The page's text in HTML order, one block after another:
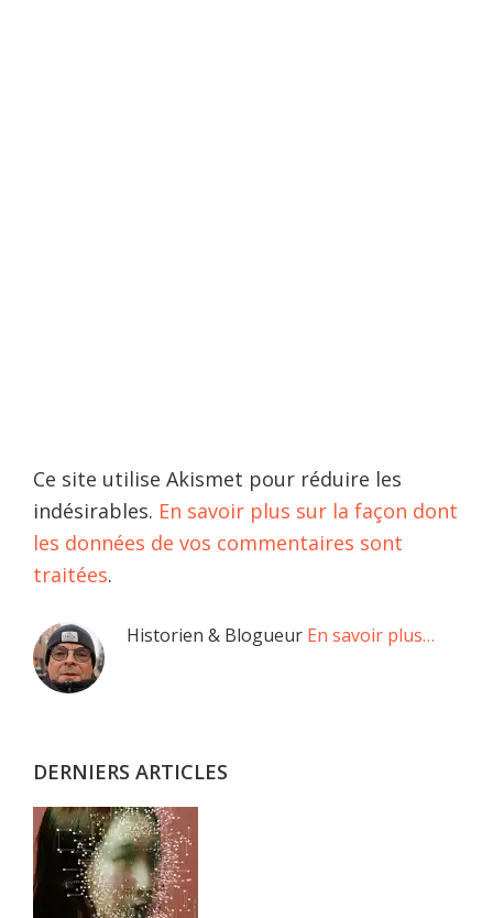
Ce site utilise Akismet pour réduire les
indésirables. En savoir plus sur la façon dont
les données de vos commentaires sont
traitées.
Barre
latérale
Historien & Blogueur En savoir plus…
DERNIERS ARTICLES